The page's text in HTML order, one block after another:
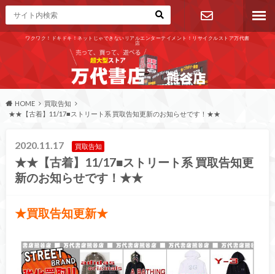
ワクワク！ドキドキ！ネットじゃできないリアルエンターテイメント！リサイクルストア万代書
店
お問い合わ
せ
HOME
買取告知
★★【古着】11/17■ストリート系 買取告知更新のお知らせです！★★
2020.11.17 買取告知
★★【古着】11/17■ストリート系 買取告知更
新のお知らせです！★★
★買取告知更新★